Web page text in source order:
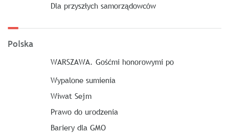
Dla przyszłych samorządowców
Polska
WARSZAWA. Gośćmi honorowymi po
Wypalone sumienia
Wiwat Sejm
Prawo do urodzenia
Bariery dla GMO